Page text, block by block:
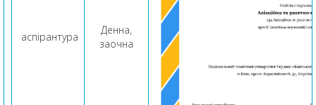
аспірантура
Денна,
заочна